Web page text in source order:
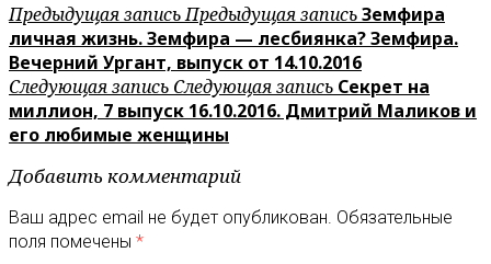
Предыдущая записьПредыдущая записьЗемфира
личная жизнь. Земфира — лесбиянка? Земфира.
Вечерний Ургант, выпуск от 14.10.2016
Следующая запись Следующая запись Секрет на
миллион, 7 выпуск 16.10.2016. Дмитрий Маликов и
его любимые женщины
Добавить комментарий
Ваш адрес email не будет опубликован. Обязательные
поля помечены *